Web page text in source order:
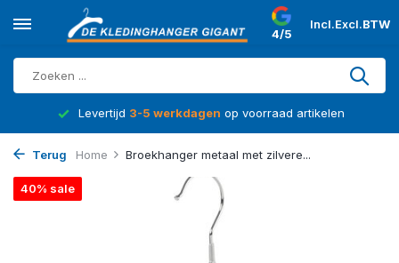
4/5
Incl.Excl.BTW
Levertijd 3-5 werkdagen op voorraad artikelen
Terug Home Broekhanger metaal met zilvere...
40% sale